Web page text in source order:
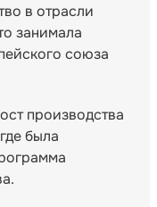
в отрасли
занимала
союза
производства
была